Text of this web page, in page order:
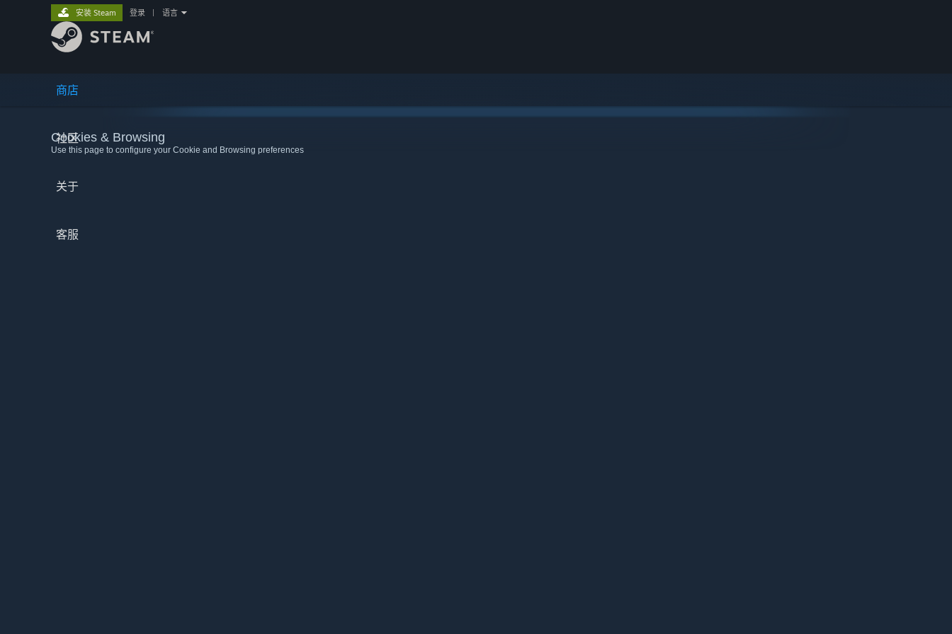
商店
社区
关于
客服
安装 Steam 登录 语言
Cookies & Browsing
Use this page to configure your Cookie and Browsing preferences